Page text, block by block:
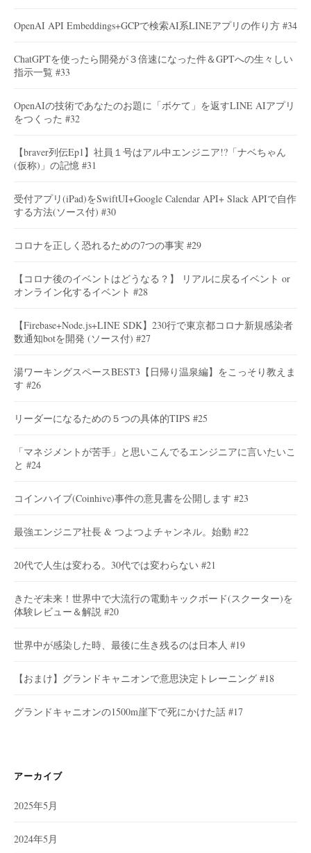
OpenAI API Embeddings+GCPで検索AI系LINEアプリの作り方 #34
ChatGPTを使ったら開発が３倍速になった件＆GPTへの生々しい
指示一覧 #33
OpenAIの技術であなたのお題に「ボケて」を返すLINE AIアプリ
をつくった #32
【braver列伝Ep1】社員１号はアル中エンジニア!?「ナベちゃん
(仮称)」の記憶 #31
受付アプリ(iPad)をSwiftUI+Google Calendar API+ Slack APIで自作
する方法(ソース付) #30
コロナを正しく恐れるための7つの事実 #29
【コロナ後のイベントはどうなる？】 リアルに戻るイベント or
オンライン化するイベント #28
【Firebase+Node.js+LINE SDK】230行で東京都コロナ新規感染者
数通知botを開発 (ソース付) #27
湯ワーキングスペースBEST3【日帰り温泉編】をこっそり教えま
す #26
リーダーになるための５つの具体的TIPS #25
「マネジメントが苦手」と思いこんでるエンジニアに言いたいこ
と #24
コインハイブ(Coinhive)事件の意見書を公開します #23
最強エンジニア社長 & つよつよチャンネル。始動 #22
20代で人生は変わる。30代では変わらない #21
きたぞ未来！世界中で大流行の電動キックボード(スクーター)を
体験レビュー＆解説 #20
世界中が感染した時、最後に生き残るのは日本人 #19
【おまけ】グランドキャニオンで意思決定トレーニング #18
グランドキャニオンの1500m崖下で死にかけた話 #17
アーカイブ
2025年5月
2024年5月